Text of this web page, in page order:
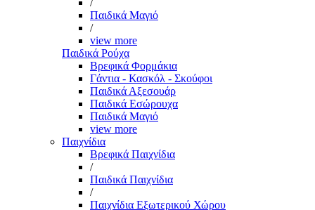
/
Παιδικά Μαγιό
/
view more
Παιδικά Ρούχα
Βρεφικά Φορμάκια
Γάντια - Κασκόλ - Σκούφοι
Παιδικά Αξεσουάρ
Παιδικά Εσώρουχα
Παιδικά Μαγιό
view more
Παιχνίδια
Βρεφικά Παιχνίδια
/
Παιδικά Παιχνίδια
/
Παιχνίδια Εξωτερικού Χώρου